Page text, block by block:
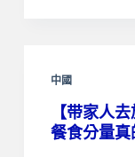
中國
【带家人
餐食分量真